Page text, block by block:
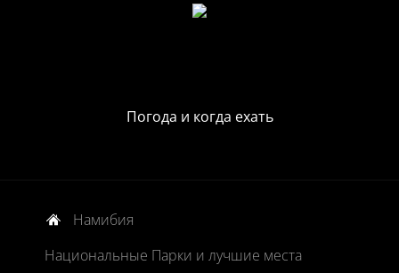
Погода и когда ехать
Намибия
Национальные Парки и лучшие места